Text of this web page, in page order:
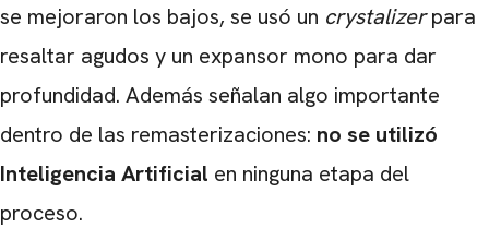
se mejoraron los bajos, se usó un crystalizerpara
resaltar agudos y un expansor mono para dar
profundidad. Además señalan algo importante
dentro de las remasterizaciones: no se utilizó
Inteligencia Artificial en ninguna etapa del
proceso.